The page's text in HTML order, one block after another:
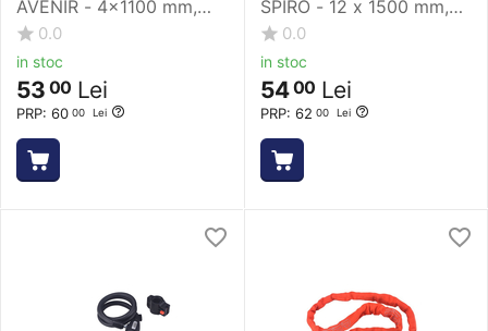
AVENIR - 4x1100 mm,
Negru
0.0
in stoc
PRP: 60 00 Lei
53 00 Lei
SPIRO - 12 x 1500 mm,
Negru
0.0
in stoc
PRP: 62 00 Lei
5400 Lei